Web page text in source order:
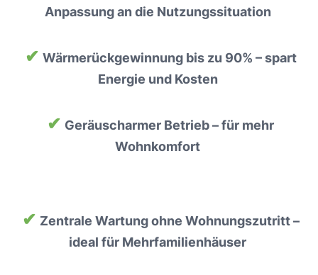
Anpassung an die Nutzungssituation
✔ Wärmerückgewinnung bis zu 90% – spart
Energie und Kosten
✔ Geräuscharmer Betrieb – für mehr
Wohnkomfort
✔ Zentrale Wartung ohne Wohnungszutritt –
ideal für Mehrfamilienhäuser